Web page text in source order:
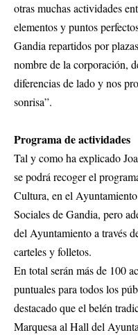
otras muchas actividades
elementos y puntos
Gandia repartidos por
nombre de la corporación,
diferencias de lado y nos
sonrisa”.
Programa de actividades
Tal y como ha explicado
se podrá recoger el
Cultura, en el
Sociales de Gandia, pero
del Ayuntamiento a través
carteles y folletos.
En total serán más de 100
puntuales para todos los
destacado que el belén
Marquesa al Hall del